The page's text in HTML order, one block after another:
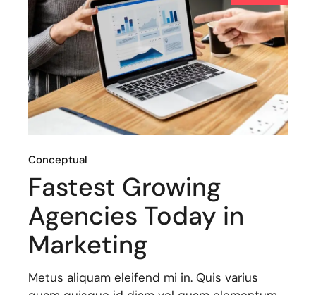
Conceptual
Fastest Growing
Agencies Today in
Marketing
Metus aliquam eleifend mi in. Quis varius